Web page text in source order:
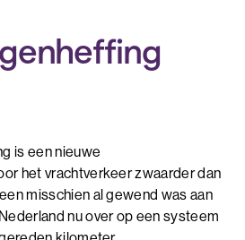
is een nieuwe
het vrachtverkeer zwaarder dan
misschien al gewend was aan
nu over op een systeem